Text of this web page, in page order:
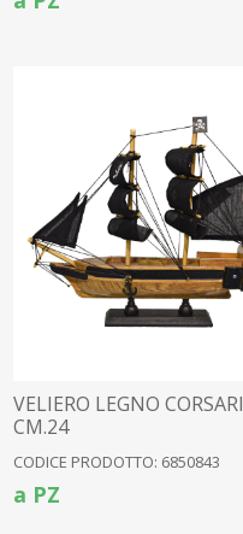
VELIERO LEGNO CORSARI
CM.24
CODICE PRODOTTO: 6850843
a PZ